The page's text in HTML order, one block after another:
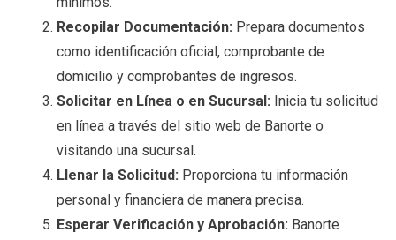
Recopilar Documentación: Prepara documentos
como identificación oficial, comprobante de
domicilio y comprobantes de ingresos.
Solicitar en Línea o en Sucursal: Inicia tu solicitud
en línea a través del sitio web de Banorte o
visitando una sucursal.
Llenar la Solicitud: Proporciona tu información
personal y financiera de manera precisa.
Esperar Verificación y Aprobación: Banorte